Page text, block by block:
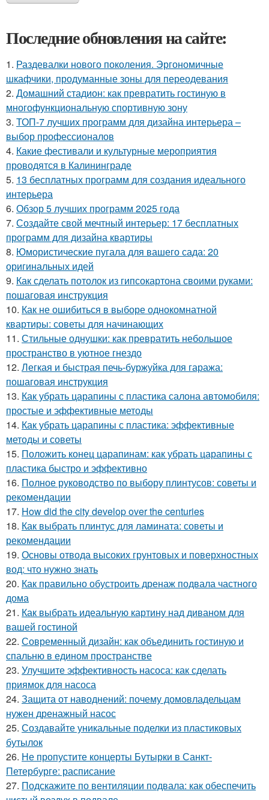
Последние обновления на сайте:
1. Раздевалки нового поколения. Эргономичные
шкафчики, продуманные зоны для переодевания
2. Домашний стадион: как превратить гостиную в
многофункциональную спортивную зону
3. ТОП-7 лучших программ для дизайна интерьера –
выбор профессионалов
4. Какие фестивали и культурные мероприятия
проводятся в Калининграде
5. 13 бесплатных программ для создания идеального
интерьера
6. Обзор 5 лучших программ 2025 года
7. Создайте свой мечтный интерьер: 17 бесплатных
программ для дизайна квартиры
8. Юмористические пугала для вашего сада: 20
оригинальных идей
9. Как сделать потолок из гипсокартона своими руками:
пошаговая инструкция
10. Как не ошибиться в выборе однокомнатной
квартиры: советы для начинающих
11. Стильные однушки: как превратить небольшое
пространство в уютное гнездо
12. Легкая и быстрая печь-буржуйка для гаража:
пошаговая инструкция
13. Как убрать царапины с пластика салона автомобиля:
простые и эффективные методы
14. Как убрать царапины с пластика: эффективные
методы и советы
15. Положить конец царапинам: как убрать царапины с
пластика быстро и эффективно
16. Полное руководство по выбору плинтусов: советы и
рекомендации
17. How did the city develop over the centuries
18. Как выбрать плинтус для ламината: советы и
рекомендации
19. Основы отвода высоких грунтовых и поверхностных
вод: что нужно знать
20. Как правильно обустроить дренаж подвала частного
дома
21. Как выбрать идеальную картину над диваном для
вашей гостиной
22. Современный дизайн: как объединить гостиную и
спальню в едином пространстве
23. Улучшите эффективность насоса: как сделать
приямок для насоса
24. Защита от наводнений: почему домовладельцам
нужен дренажный насос
25. Создавайте уникальные поделки из пластиковых
бутылок
26. Не пропустите концерты Бутырки в Санкт-
Петербурге: расписание
27. Подскажите по вентиляции подвала: как обеспечить